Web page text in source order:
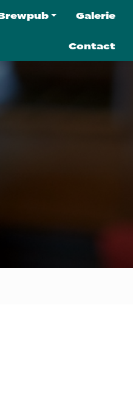
un brewpub ?
Galerie
Contact